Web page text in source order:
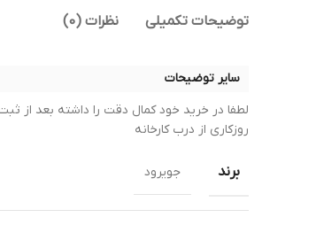
توضیحات تکمیلی نظرات (0)
سایر توضیحات
روزکاری از درب کارخانه
برند جویرود